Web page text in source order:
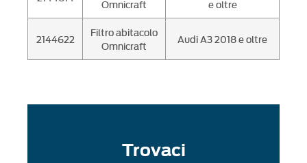
Omnicraft e oltre
2144622
Filtro abitacolo
Omnicraft
Audi A3 2018 e oltre
Trovaci